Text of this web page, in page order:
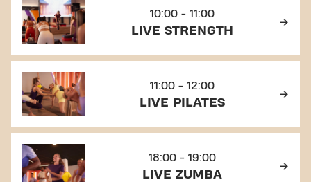
10:00 - 11:00
LIVE STRENGTH
11:00 - 12:00
LIVE PILATES
18:00 - 19:00
LIVE ZUMBA